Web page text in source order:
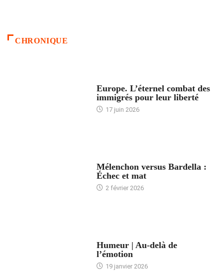
CHRONIQUE
Europe. L’éternel combat des
immigrés pour leur liberté
17 juin 2026
Mélenchon versus Bardella :
Échec et mat
2 février 2026
Humeur | Au-delà de
l’émotion
19 janvier 2026